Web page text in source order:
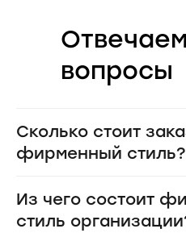
вопросы
Сколько стоит
фирменный стиль?
Из чего состоит
стиль